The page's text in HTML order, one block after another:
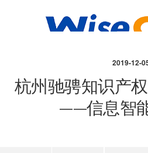
2019-12-
杭州驰骋知识产
——信息智